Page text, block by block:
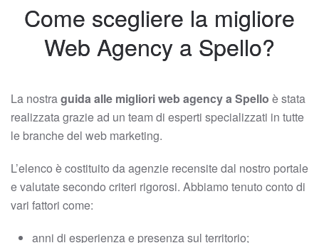
Come scegliere la migliore
Web Agency a Spello?
La nostraguida alle migliori web agency a Spello è stata
realizzata grazie ad un team di esperti specializzati in tutte
le branche del web marketing.
L’elenco è costituito da agenzie recensite dal nostro portale
e valutate secondo criteri rigorosi. Abbiamo tenuto conto di
vari fattori come:
anni di esperienza e presenza sul territorio;